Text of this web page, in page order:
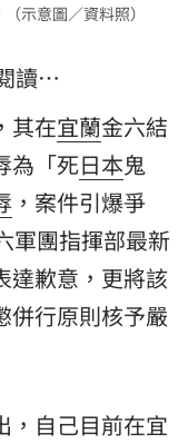
示意圖／資料照）
讀…
其在宜蘭金六結
為「死日本鬼
，案件引爆爭
軍團指揮部最新
達歉意，更將該
併行原則核予嚴
，自己目前在宜